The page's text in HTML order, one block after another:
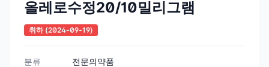
올레로수정20/10밀리그램
취하(2024-09-19)
분류
전문의약품